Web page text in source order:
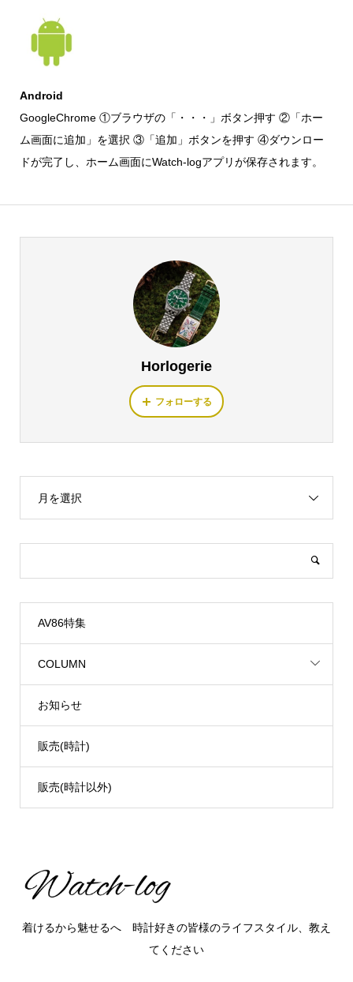
Android
GoogleChrome ①ブラウザの「・・・」ボタン押す ②「ホー
ム画面に追加」を選択 ③「追加」ボタンを押す ④ダウンロー
ドが完了し、ホーム画面にWatch-logアプリが保存されます。
Horlogerie
フォローする
月を選択
AV86特集
COLUMN
お知らせ
販売(時計)
販売(時計以外)
着けるから魅せるへ 時計好きの皆様のライフスタイル、教え
てください